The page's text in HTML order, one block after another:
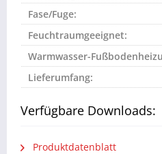
Fase/Fuge:
Feuchtraumgeeignet:
Warmwasser-
Lieferumfang:
Verfügbare Downloads:
Produktdatenblatt